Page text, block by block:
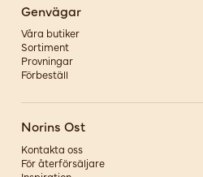
Genvägar
Våra butiker
Sortiment
Provningar
Förbeställ
Norins Ost
Kontakta oss
För återförsäljare